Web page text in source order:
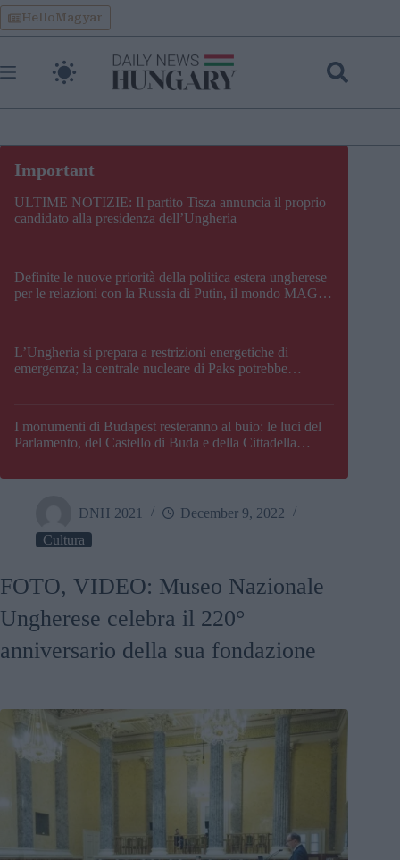
Skip
to
content
HelloMagyar
ULTIME NOTIZIE: Il partito Tisza annuncia il proprio
candidato alla presidenza dell’Ungheria
Definite le nuove priorità della politica estera ungherese
per le relazioni con la Russia di Putin, il mondo MAGA,
L’Ungheria si prepara a restrizioni energetiche di
emergenza; la centrale nucleare di Paks potrebbe
I monumenti di Budapest resteranno al buio: le luci del
Parlamento, del Castello di Buda e della Cittadella
DNH 2021
December 9, 2022
Cultura
FOTO, VIDEO: Museo Nazionale
Ungherese celebra il 220°
anniversario della sua fondazione